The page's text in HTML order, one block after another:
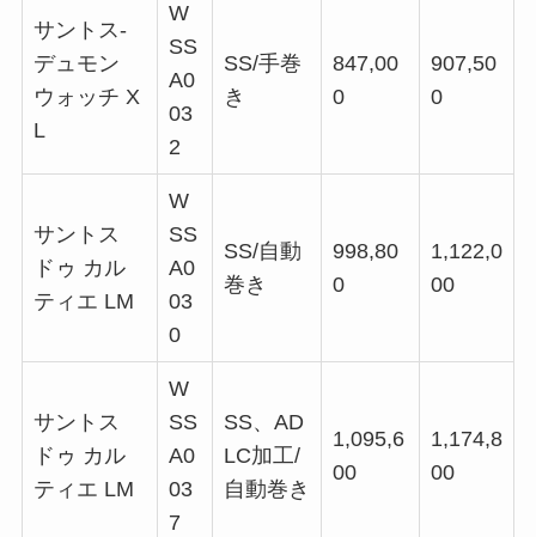
サントス-
デュモン
ウォッチ X
L
W
SS
A0
03
2
SS/手巻
き
847,00
0
907,50
0
サントス
ドゥ カル
ティエ LM
W
SS
A0
03
0
SS/自動
巻き
998,80
0
1,122,0
00
サントス
ドゥ カル
ティエ LM
W
SS
A0
03
7
SS、AD
LC加工/
自動巻き
1,095,6
00
1,174,8
00